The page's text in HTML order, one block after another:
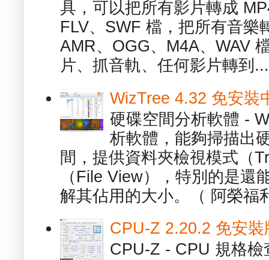
具，可以把所有影片轉成
FLV、SWF 檔，把所有音樂
AMR、OGG、M4A、WAV
片、抓音軌、任何影片轉到...
WizTree 4.32 免安裝
硬碟空間分析軟體 -
析軟體，能夠掃描出
間，提供資料夾檢視模式（
（File View），特別的是還
解其佔用的大小。（ 阿榮福
CPU-Z 2.20.2 免安
CPU-Z - CPU 規格